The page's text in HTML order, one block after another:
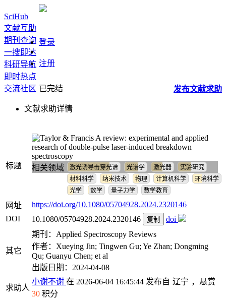
SciHub
文献互助
期刊查询
一搜即达
科研导航
即时热点
交流社区
登录
注册
发布文献求助
已完结
文献求助详情
标题
A review: experimental and applied
research of double-pulse laser-induced breakdown
spectroscopy
相关领域
激光诱导击穿光谱 光谱学 激光器
实验研究
材料科学
纳米技术 物理 计算机科学
环境科学
光学
数学 量子力学 数学教育
网址
https://doi.org/10.1080/05704928.2024.2320146
DOI
10.1080/05704928.2024.2320146 复制 doi
其它
期刊：Applied Spectroscopy Reviews
作者：Xueying Jin; Tingwen Gu; Ye Zhan; Dongming
Qu; Guanyu Chen; et al
出版日期：2024-04-08
求助人
小谢不谢 在 2026-06-04 16:45:44 发布自 辽宁 ，悬赏
30 积分